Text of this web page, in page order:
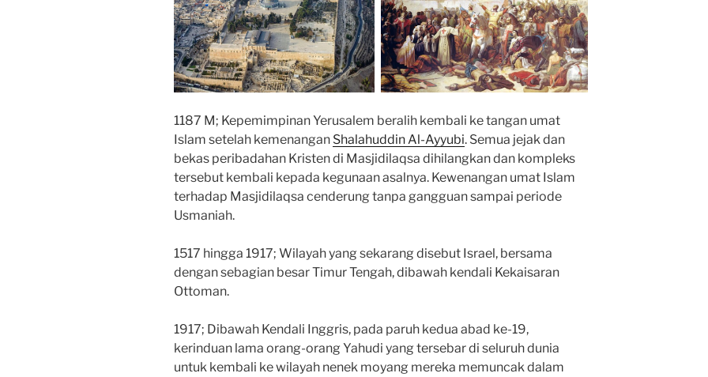
1187 M; Kepemimpinan Yerusalem beralih kembali ke tangan umat
Islam setelah kemenangan Shalahuddin Al-Ayyubi. Semua jejak dan
bekas peribadahan Kristen di Masjidilaqsa dihilangkan dan kompleks
tersebut kembali kepada kegunaan asalnya. Kewenangan umat Islam
terhadap Masjidilaqsa cenderung tanpa gangguan sampai periode
Usmaniah.
1517 hingga 1917; Wilayah yang sekarang disebut Israel, bersama
dengan sebagian besar Timur Tengah, dibawah kendali Kekaisaran
Ottoman.
1917; Dibawah Kendali Inggris, pada paruh kedua abad ke-19,
kerinduan lama orang-orang Yahudi yang tersebar di seluruh dunia
untuk kembali ke wilayah nenek moyang mereka memuncak dalam